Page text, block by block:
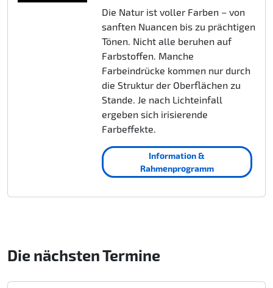
Die Natur ist voller Farben – von
sanften Nuancen bis zu prächtigen
Tönen. Nicht alle beruhen auf
Farbstoffen. Manche
Farbeindrücke kommen nur durch
die Struktur der Oberflächen zu
Stande. Je nach Lichteinfall
ergeben sich irisierende
Farbeffekte.
Information &
Rahmenprogramm
Die nächsten Termine